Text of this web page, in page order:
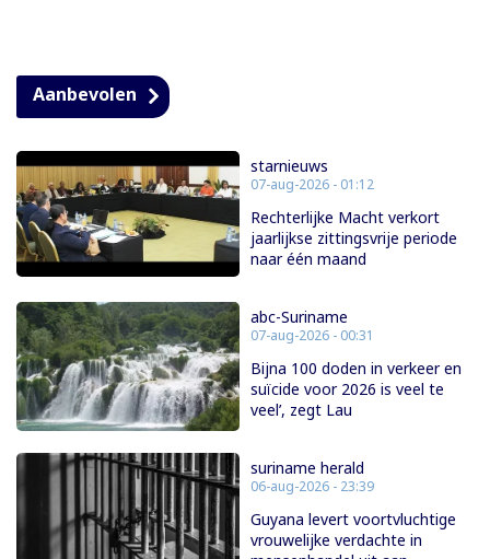
Aanbevolen
starnieuws
07-aug-2026 - 01:12
Rechterlijke Macht verkort
jaarlijkse zittingsvrije periode
naar één maand
abc-Suriname
07-aug-2026 - 00:31
Bijna 100 doden in verkeer en
suïcide voor 2026 is veel te
veel’, zegt Lau
suriname herald
06-aug-2026 - 23:39
Guyana levert voortvluchtige
vrouwelijke verdachte in